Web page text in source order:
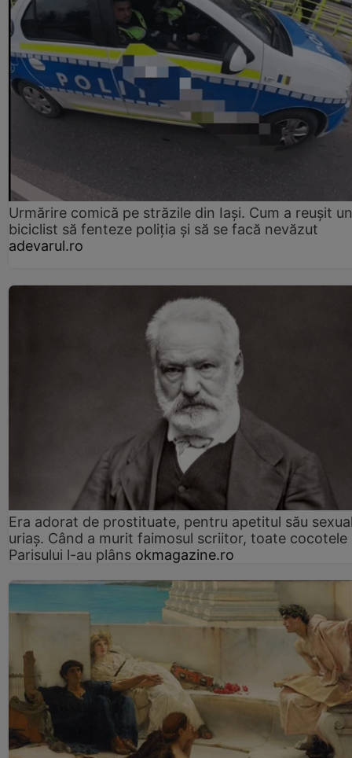
Urmărire comică pe străzile din Iași. Cum a reușit un
biciclist să fenteze poliția și să se facă nevăzut
adevarul.ro
Era adorat de prostituate, pentru apetitul său
uriaș. Când a murit faimosul scriitor, toate cocotele
Parisului l-au plâns okmagazine.ro